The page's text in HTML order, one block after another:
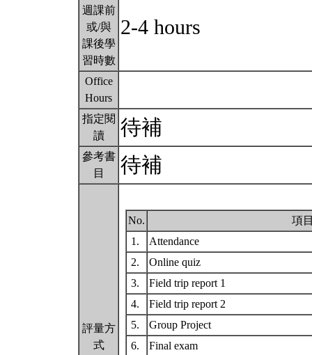
週課前
或/與
課後學
習時數
2-4 hours
Office
Hours
指定閱
讀
待補
參考書
目
待補
評量方
式
No.
項
1.
Attendance
2.
Online quiz
3.
Field trip report 1
4.
Field trip report 2
5.
Group Project
6.
Final exam